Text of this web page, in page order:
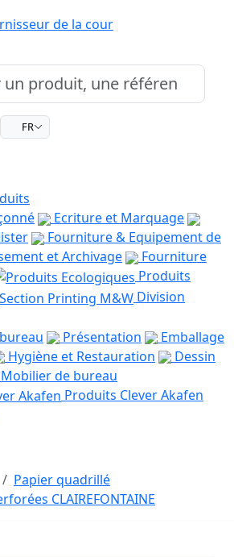
FR
Ecriture et Marquage
Fourniture & Equipement de
et Archivage
Fourniture
Produits
Division
Présentation
Emballage
Hygiène et Restauration
Dessin
Mobilier de bureau
Produits Clever Akafen
Papier quadrillé
CLAIREFONTAINE